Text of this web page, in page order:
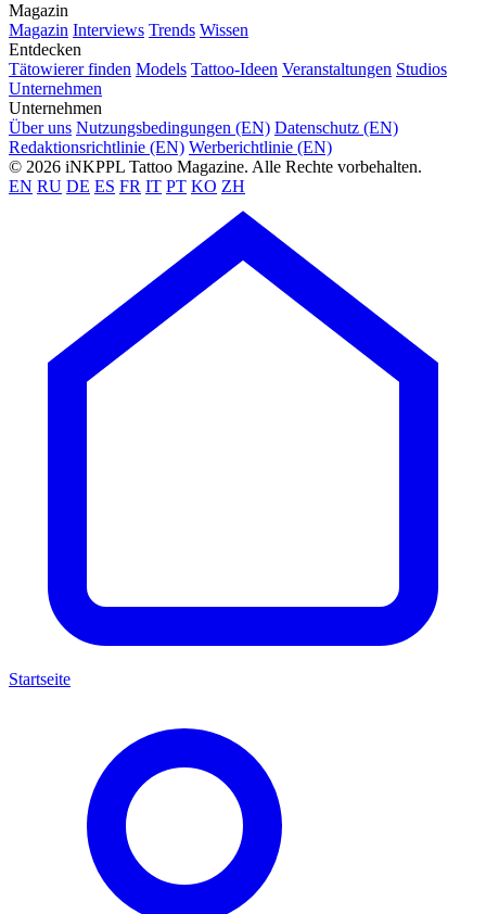
Magazin
Magazin Interviews Trends Wissen
Entdecken
Tätowierer finden Models Tattoo-Ideen Veranstaltungen Studios
Unternehmen
Unternehmen
Über uns Nutzungsbedingungen (EN) Datenschutz (EN)
Redaktionsrichtlinie (EN) Werberichtlinie (EN)
© 2026 iNKPPL Tattoo Magazine. Alle Rechte vorbehalten.
EN RU DE ES FR IT PT KO ZH
Startseite